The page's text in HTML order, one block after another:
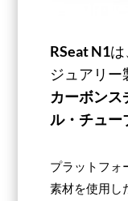
RSeat N1
ジュアリー
カーボンス
ル・チュー
プラットフォ
素材を使用し